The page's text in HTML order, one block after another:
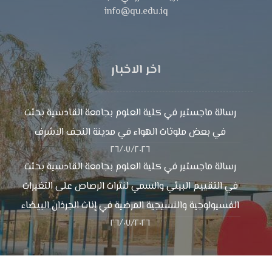
info@qu.edu.iq
اخر الاخبار
رسالة ماجستير في كلية العلوم بجامعة القادسية بحثت
في بعض ملوثات الهواء في مدينة النجف الاشرف
٢٦/٠٧/٢٠٢٦
رسالة ماجستير في كلية العلوم بجامعة القادسية بحثت
في التقييم البيئي والسمي لنترات الرصاص على التغيرات
الفسيولوجية والنسيجية المرضية في إناث الجرذان البيضاء
٢٦/٠٧/٢٠٢٦